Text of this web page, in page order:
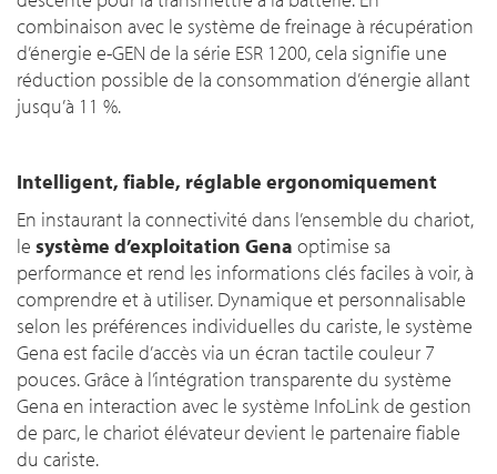
combinaison avec le système de freinage à récupération
d’énergie e-GEN de la série ESR 1200, cela signifie une
réduction possible de la consommation d’énergie allant
jusqu’à 11 %.
Intelligent, fiable, réglable ergonomiquement
En instaurant la connectivité dans l’ensemble du chariot,
le système d’exploitation Gena optimise sa
performance et rend les informations clés faciles à voir, à
comprendre et à utiliser. Dynamique et personnalisable
selon les préférences individuelles du cariste, le système
Gena est facile d’accès via un écran tactile couleur 7
pouces. Grâce à l’intégration transparente du système
Gena en interaction avec le système InfoLink de gestion
de parc, le chariot élévateur devient le partenaire fiable
du cariste.